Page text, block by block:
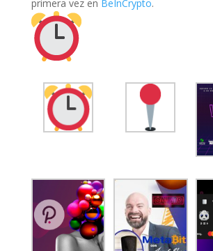
primera vez en BeInCrypto.